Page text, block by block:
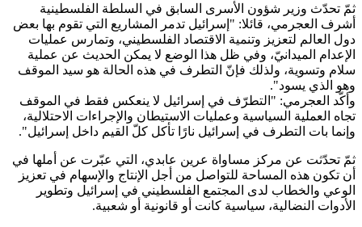
ثمّ تحدّث وزير شؤون الأسرى السابق في السلطة الفلسطينية
أشرف العجرمي، قائلا: "إسرائيل تدمر المشاريع التي تقوم بها بعض
دول العالم لتعزيز وتنمية الاقتصاد الفلسطيني، وتمارس عمليات
الإعدام الميدانيّ، وفي ظل هذا الوضع لا يمكن الحديث عن عملية
سلام وتسوية، ولذلك فإنّ التطرف في هذه الحالة هو سيد الموقف
وهو الذي يسود".
وأكّد العجرمي: "التطرّف في إسرائيل لا ينعكس فقط في الموقف
تجاه العملية السياسية وعمليات الاستيطان والإجراءات الاحتلالية،
وإنما بات التطرف في إسرائيل نارًا تأكل كلّ القيم داخل إسرائيل".
ثمّ تحدّثت عن مركز مساواة عرين عابدي، التي عبّرت عن أملها في
أن تكون هذه المساحة للتواصل من أجل الإنتاج والإسهام في تعزيز
الوعي والخطاب لدى المجتمع الفلسطيني في إسرائيل وتطوير
الأدوات النضالية، سياسية كانت أو قانونية أو شعبية.